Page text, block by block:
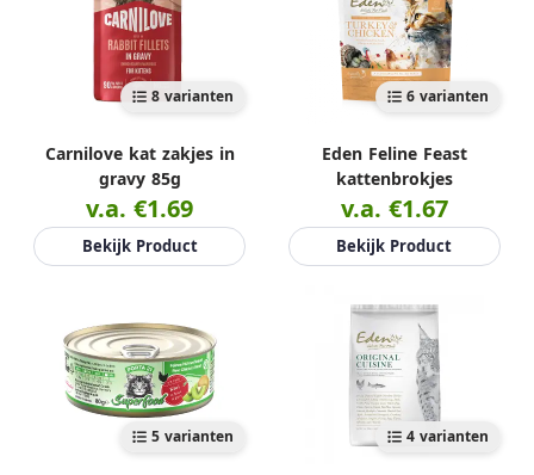
8 varianten
Carnilove kat zakjes in
gravy 85g
v.a. €1.69
Bekijk Product
6 varianten
Eden Feline Feast
kattenbrokjes
v.a. €1.67
Bekijk Product
5 varianten 4 varianten